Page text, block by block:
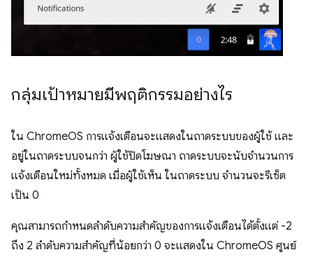
กลุ่มเป้าหมายมีพฤติกรรมอย่างไร
ใน ChromeOS การแจ้งเตือนจะแสดงในถาดระบบของผู้ใช้ และ
อยู่ในถาดระบบจนกว่า ผู้ใช้ปิดโฆษณา ถาดระบบจะนับจำนวนการ
แจ้งเตือนใหม่ทั้งหมด เมื่อผู้ใช้เห็น ในถาดระบบ จำนวนจะรีเซ็ต
เป็น 0
คุณสามารถกำหนดลำดับความสำคัญของการแจ้งเตือนได้ตั้งแต่ -2
ถึง 2 ลำดับความสำคัญที่น้อยกว่า 0 จะแสดงใน ChromeOS ศูนย์